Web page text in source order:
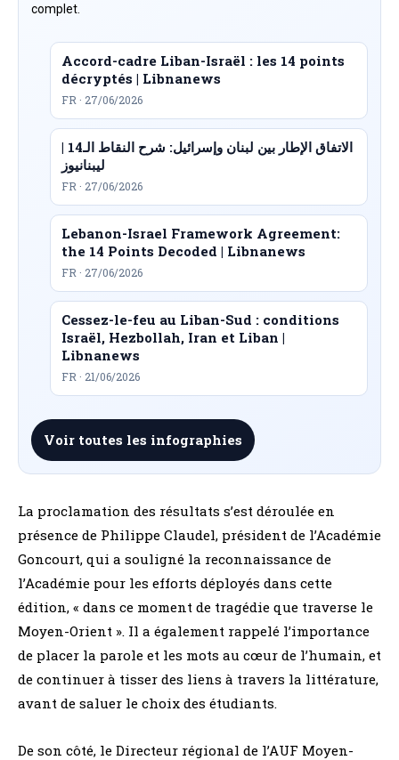
complet.
Accord-cadre Liban-Israël : les 14 points
décryptés | Libnanews
FR · 27/06/2026
الاتفاق الإطار بين لبنان وإسرائيل: شرح النقاط الـ14 |
ليبنانيوز
FR · 27/06/2026
Lebanon-Israel Framework Agreement:
the 14 Points Decoded | Libnanews
FR · 27/06/2026
Cessez-le-feu au Liban-Sud : conditions
Israël, Hezbollah, Iran et Liban |
Libnanews
FR · 21/06/2026
Voir toutes les infographies
La proclamation des résultats s’est déroulée en
présence de Philippe Claudel, président de l’Académie
Goncourt, qui a souligné la reconnaissance de
l’Académie pour les efforts déployés dans cette
édition, « dans ce moment de tragédie que traverse le
Moyen-Orient ». Il a également rappelé l’importance
de placer la parole et les mots au cœur de l’humain, et
de continuer à tisser des liens à travers la littérature,
avant de saluer le choix des étudiants.
De son côté, le Directeur régional de l’AUF Moyen-